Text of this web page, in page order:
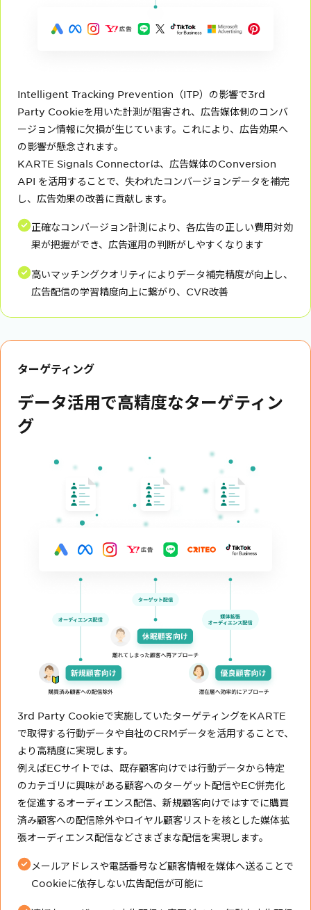
Intelligent Tracking Prevention（ITP）の影響で3rd
Party Cookieを用いた計測が阻害され、広告媒体側のコンバ
ージョン情報に欠損が生じています。これにより、広告効果へ
の影響が懸念されます。
KARTE Signals Connectorは、広告媒体のConversion
API を活用することで、失われたコンバージョンデータを補完
し、広告効果の改善に貢献します。
正確なコンバージョン計測により、各広告の正しい費用対効
果が把握ができ、広告運用の判断がしやすくなります
高いマッチングクオリティによりデータ補完精度が向上し、
広告配信の学習精度向上に繋がり、CVR改善
ターゲティング
データ活用で高精度なターゲティン
グ
3rd Party Cookieで実施していたターゲティングをKARTE
で取得する行動データや自社のCRMデータを活用することで、
より高精度に実現します。
例えばECサイトでは、既存顧客向けでは行動データから特定
のカテゴリに興味がある顧客へのターゲット配信やEC併売化
を促進するオーディエンス配信、新規顧客向けではすでに購買
済み顧客への配信除外やロイヤル顧客リストを核とした媒体拡
張オーディエンス配信などさまざまな配信を実現します。
メールアドレスや電話番号など顧客情報を媒体へ送ることで
Cookieに依存しない広告配信が可能に